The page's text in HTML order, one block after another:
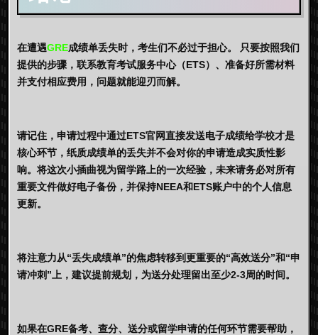
在遭遇GRE成绩单丢失时，考生们不必过于担心。
只要按照我们
提供的步骤，联系教育考试服务中心（ETS）、准备好所需材料
并支付相应费用，问题就能迎刃而解。
请记住，申请过程中通过ETS官网直接发送电子成绩给学校才是
核心环节，纸质成绩单的丢失并不会对你的申请造成实质性影
响。将这次小插曲视为留学路上的一次经验，未来请务必对所有
重要文件做好电子备份，并保持NEEA和ETS账户中的个人信息
更新。
将注意力从“丢失成绩单”的焦虑转移到更重要的“高效送分”和“申
请冲刺”上，建议提前规划，为送分处理留出至少2-3周的时间。
如果在GRE备考、查分、送分或留学申请的任何环节需要帮助，